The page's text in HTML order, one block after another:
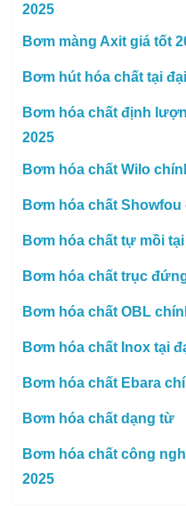
2025
Bơm màng Axit giá tốt
Bơm hút hóa chất tại
Bơm hóa chất định
2025
Bơm hóa chất Wilo
Bơm hóa chất
Bơm hóa chất tự mồi
Bơm hóa chất trục
Bơm hóa chất OBL
Bơm hóa chất Inox tại
Bơm hóa chất Ebara
Bơm hóa chất dạng từ
Bơm hóa chất công
2025